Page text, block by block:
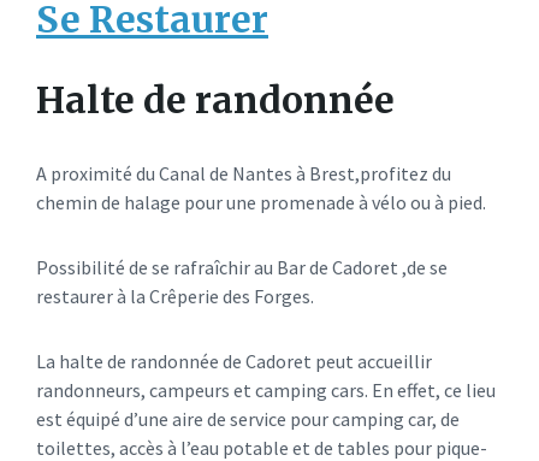
Se Restaurer
Halte de randonnée
A proximité du Canal de Nantes à Brest,profitez du
chemin de halage pour une promenade à vélo ou à pied.
Possibilité de se rafraîchir au Bar de Cadoret ,de se
restaurer à la Crêperie des Forges.
La halte de randonnée de Cadoret peut accueillir
randonneurs, campeurs et camping cars. En effet, ce lieu
est équipé d’une aire de service pour camping car, de
toilettes, accès à l’eau potable et de tables pour pique-